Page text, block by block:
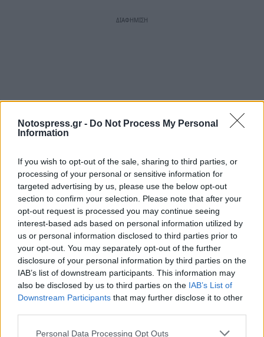
Notospress.gr - Do Not Process My Personal
Information
If you wish to opt-out of the sale, sharing to third parties, or
processing of your personal or sensitive information for
targeted advertising by us, please use the below opt-out
section to confirm your selection. Please note that after your
opt-out request is processed you may continue seeing
interest-based ads based on personal information utilized by
us or personal information disclosed to third parties prior to
your opt-out. You may separately opt-out of the further
disclosure of your personal information by third parties on the
IAB’s list of downstream participants. This information may
also be disclosed by us to third parties on the IAB’s List of
Downstream Participants that may further disclose it to other
Personal Data Processing Opt Outs